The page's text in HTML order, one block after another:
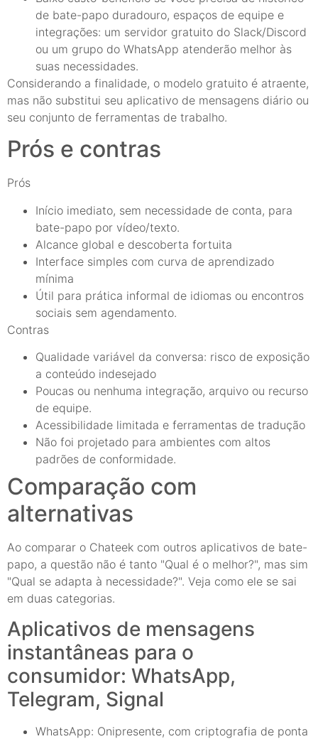
de bate-papo duradouro, espaços de equipe e
integrações: um servidor gratuito do Slack/Discord
ou um grupo do WhatsApp atenderão melhor às
suas necessidades.
Considerando a finalidade, o modelo gratuito é atraente,
mas não substitui seu aplicativo de mensagens diário ou
seu conjunto de ferramentas de trabalho.
Prós e contras
Prós
Início imediato, sem necessidade de conta, para
bate-papo por vídeo/texto.
Alcance global e descoberta fortuita
Interface simples com curva de aprendizado
mínima
Útil para prática informal de idiomas ou encontros
sociais sem agendamento.
Contras
Qualidade variável da conversa: risco de exposição
a conteúdo indesejado
Poucas ou nenhuma integração, arquivo ou recurso
de equipe.
Acessibilidade limitada e ferramentas de tradução
Não foi projetado para ambientes com altos
padrões de conformidade.
Comparação com
alternativas
Ao comparar o Chateek com outros aplicativos de bate-
papo, a questão não é tanto "Qual é o melhor?", mas sim
"Qual se adapta à necessidade?". Veja como ele se sai
em duas categorias.
Aplicativos de mensagens
instantâneas para o
consumidor: WhatsApp,
Telegram, Signal
WhatsApp: Onipresente, com criptografia de ponta